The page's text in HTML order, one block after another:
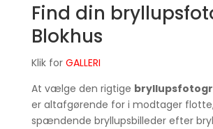
Find din
Blokhus
Klik for GALLERI
At vælge den rigtige
er altafgørende for i modtager
spændende bryllupsbilleder efter